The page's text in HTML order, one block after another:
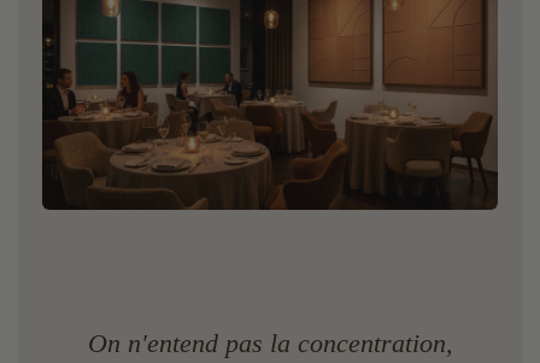
Un meilleur sommeil grâce à réverbération réduite.
On n'entend pas la concentration,